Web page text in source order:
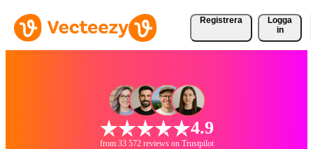
Registrera
Logga
in
4.9
from 33 572 reviews on Trustpilot